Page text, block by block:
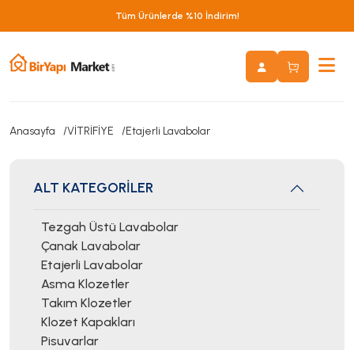
Tüm Ürünlerde %10 İndirim!
Anasayfa VİTRİFİYE Etajerli Lavabolar
ALT KATEGORİLER
Tezgah Üstü Lavabolar
Çanak Lavabolar
Etajerli Lavabolar
Asma Klozetler
Takım Klozetler
Klozet Kapakları
Pisuvarlar